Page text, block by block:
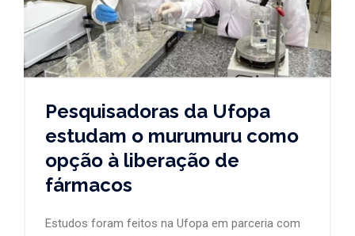
Pesquisadoras da Ufopa
estudam o murumuru como
opção à liberação de
fármacos
Estudos foram feitos na Ufopa em parceria com